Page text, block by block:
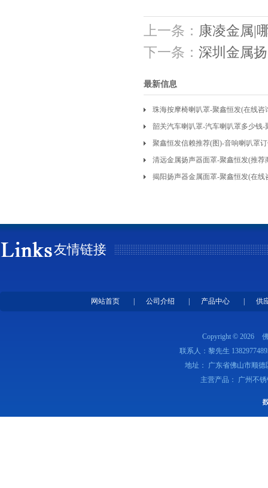
上一条： 康凌金属|
下一条： 深圳金属
最新信息
珠海按摩椅喇叭罩-聚鑫恒发(在线咨
韶关汽车喇叭罩-汽车喇叭罩多少钱-
聚鑫恒发信赖推荐(图)-音响喇叭罩
清远金属扬声器面罩-聚鑫恒发(推
制
揭阳扬声器金属面罩-聚鑫恒发(在
友情链接
网站首页 公司介绍 产品中心 供
Copyright © 2026
联系人：黎先生
地址： 广东省佛山市顺
主营产品： 广州不